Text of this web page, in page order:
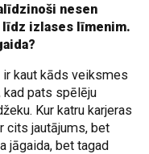
nesen
izlases līmenim.
ir kaut kāds veiksmes
kad pats spēlēju
Kur katru karjeras
cits jautājums, bet
jāgaida, bet tagad